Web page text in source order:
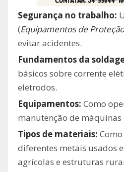
​Segurança no trabalho:
(Equipamentos de
evitar acidentes.
​Fundamentos da
básicos sobre corrente
eletrodos.
Equipamentos: Como
manutenção de máquinas
​Tipos de materiais:
diferentes metais usados
agrícolas e estruturas